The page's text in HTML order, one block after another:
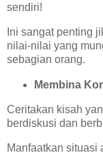
sendiri!
Ini sangat penting
nilai-nilai yang
sebagian orang.
Membina
Ceritakan kisah
berdiskusi dan
Manfaatkan situasi